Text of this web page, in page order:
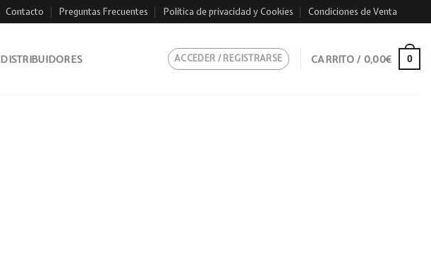
Contacto Preguntas Frecuentes Política de privacidad y Cookies Condiciones de Venta
DISTRIBUIDORES ACCEDER / REGISTRARSE CARRITO / 0,00€ 0